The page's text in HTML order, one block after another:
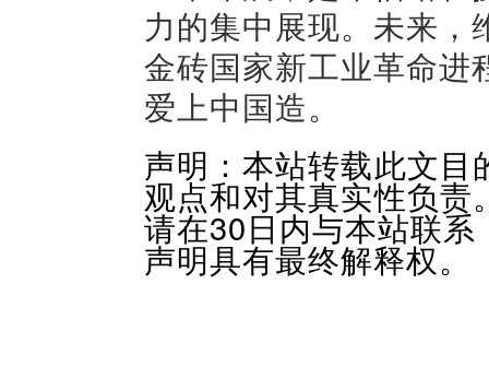
力的集中展现。未来，
金砖国家新工业革命进
爱上中国造。
声明：本站转载此文
观点和对其真实性负
请在30日内与本站联
声明具有最终解释权。